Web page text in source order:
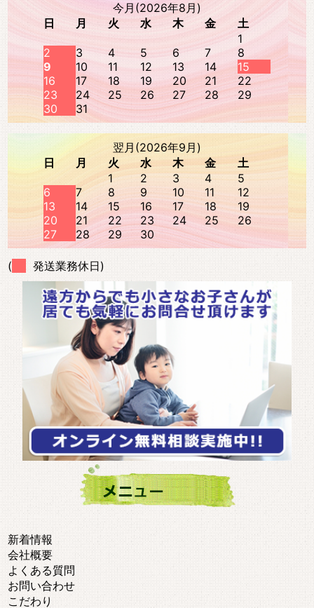
今月(2026年8月)
日
月 火 水 木 金
土
1
2
3 4 5 6 7
8
9
10 11 12 13 14
15
16
17 18 19 20 21
22
23
24 25 26 27 28
29
30
31
翌月(2026年9月)
日
月 火 水 木 金
土
1
2 3 4
5
6
7 8 9 10 11
12
13
14 15 16 17 18
19
20
21 22 23 24 25
26
27
28 29 30
( 発送業務休日)
新着情報
会社概要
よくある質問
お問い合わせ
こだわり